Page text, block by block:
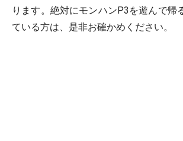
ります。絶対にモンハンP3を遊んで
ている方は、是非お確かめください。